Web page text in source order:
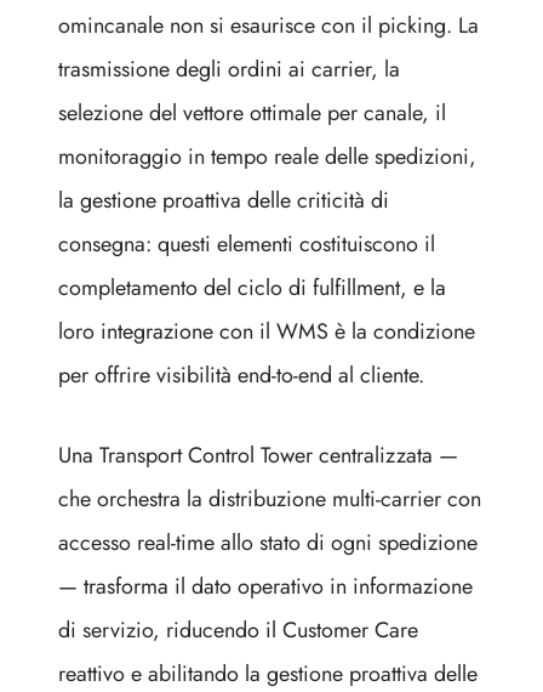
omincanale non si esaurisce con il picking. La
trasmissione degli ordini ai carrier, la
selezione del vettore ottimale per canale, il
monitoraggio in tempo reale delle spedizioni,
la gestione proattiva delle criticità di
consegna: questi elementi costituiscono il
completamento del ciclo di fulfillment, e la
loro integrazione con il WMS è la condizione
per offrire visibilità end-to-end al cliente.
Una Transport Control Tower centralizzata —
che orchestra la distribuzione multi-carrier con
accesso real-time allo stato di ogni spedizione
— trasforma il dato operativo in informazione
di servizio, riducendo il Customer Care
reattivo e abilitando la gestione proattiva delle